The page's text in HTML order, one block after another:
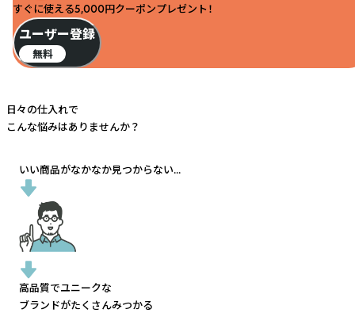
すぐに使える5,000円クーポンプレゼント！
ユーザー登録
無料
日々の仕入れで
こんな悩みはありませんか？
いい商品がなかなか見つからない...
高品質でユニークな
ブランドがたくさんみつかる